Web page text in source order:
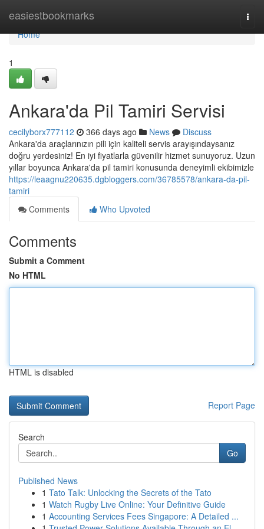
easiestbookmarks
Home
Home
1
Ankara'da Pil Tamiri Servisi
cecilyborx777112 366 days ago News
Discuss
Ankara'da araçlarınızın pili için kaliteli servis arayışındaysanız
doğru yerdesiniz! En iyi fiyatlarla güvenilir hizmet sunuyoruz. Uzun
yıllar boyunca Ankara'da pil tamiri konusunda deneyimli ekibimizle
https://leaagnu220635.dgbloggers.com/36785578/ankara-da-pil-
tamiri
Comments
Who Upvoted
Comments
Submit a Comment
No HTML
HTML is disabled
Report Page
Search
Go
Published News
1 Tato Talk: Unlocking the Secrets of the Tato
1 Watch Rugby Live Online: Your Definitive Guide
1 Accounting Services Fees Singapore: A Detailed ...